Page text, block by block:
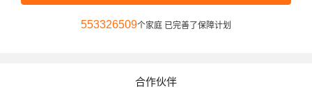
553326509个家庭 已完善了保障计划
合作伙伴